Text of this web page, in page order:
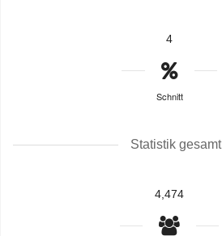
4
Schnitt
Statistik gesamt
4,474